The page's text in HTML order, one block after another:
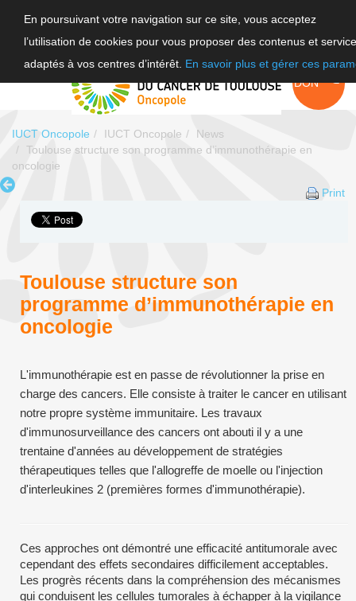
En poursuivant votre navigation sur ce site, vous acceptez
l’utilisation de cookies pour vous proposer des contenus et
adaptés à vos centres d’intérêt. En savoir plus et gérer ces
FR
EN
FAIRE UN
DON
IUCT Oncopole IUCT Oncopole
News
Toulouse structure son programme d’immunothérapie en
oncologie
Print
Toulouse structure son
programme d’immunothérapie en
oncologie
L'immunothérapie est en passe de révolutionner la prise en
charge des cancers. Elle consiste à traiter le cancer en utilisant
notre propre système immunitaire. Les travaux
d'immunosurveillance des cancers ont abouti il y a une
trentaine d'années au développement de stratégies
thérapeutiques telles que l'allogreffe de moelle ou l'injection
d'interleukines 2 (premières formes d'immunothérapie).
Ces approches ont démontré une efficacité antitumorale avec
cependant des effets secondaires difficilement acceptables.
Les progrès récents dans la compréhension des mécanismes
qui conduisent les cellules tumorales à échapper à la vigilance